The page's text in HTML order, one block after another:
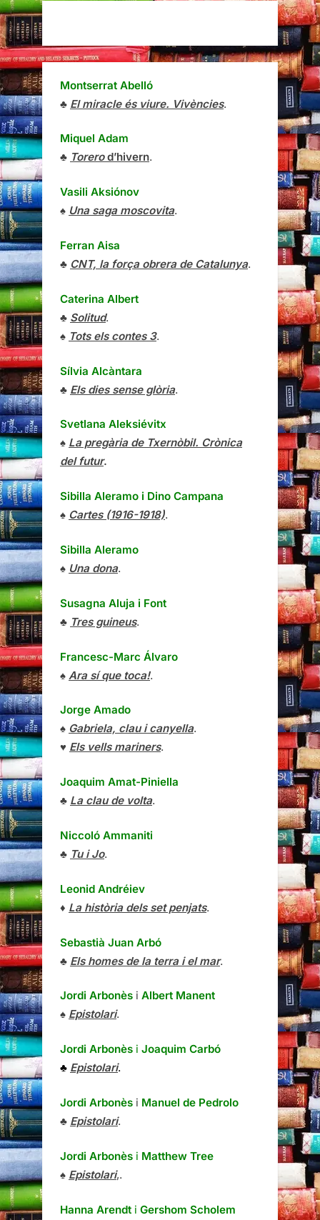
Montserrat Abelló
♣ El miracle és viure. Vivències.
Miquel Adam
♣ Torerod’hivern.
Vasili Aksiónov
♠ Una saga moscovita.
Ferran Aisa
♣ CNT, la força obrera de Catalunya.
Caterina Albert
♣ Solitud.
♠ Tots els contes 3.
Sílvia Alcàntara
♣ Els dies sense glòria.
Svetlana Aleksiévitx
♠ La pregària de Txernòbil. Crònica
del futur.
Sibilla Aleramo i Dino Campana
♠ Cartes (1916-1918).
Sibilla Aleramo
♠ Una dona.
Susagna Aluja i Font
♣ Tres guineus.
Francesc-Marc Álvaro
♠ Ara sí que toca!.
Jorge Amado
♠ Gabriela, clau i canyella.
♥ Els vells mariners.
Joaquim Amat-Piniella
♣ La clau de volta.
Niccoló Ammaniti
♣ Tu i Jo.
Leonid Andréiev
♦ La història dels set penjats.
Sebastià Juan Arbó
♣ Els homes de la terra i el mar.
Jordi Arbonès i Albert Manent
♠ Epistolari.
Jordi Arbonès i Joaquim Carbó
♣ Epistolari.
Jordi Arbonès i Manuel de Pedrolo
♣ Epistolari.
Jordi Arbonès i Matthew Tree
♠ Epistolari,.
Hanna Arendt i Gershom Scholem